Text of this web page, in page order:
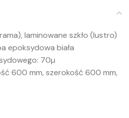
laminowane szkło (lustro)
epoksydowa biała
70µ
600 mm, szerokość 600 mm,